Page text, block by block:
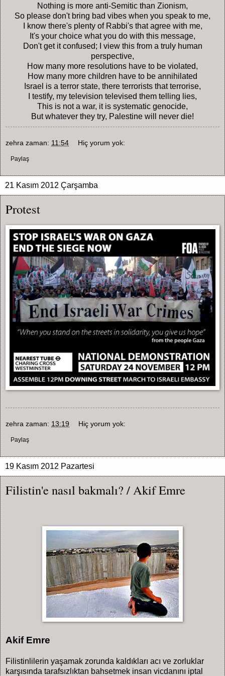
Nothing is more anti-Semitic than Zionism,
So please don't bring bad vibes when you speak to me,
I know there's plenty of Rabbi's that agree with me,
It's your choice what you do with this message,
Don't get it confused; I view this from a truly human
perspective,
How many more resolutions have to be violated,
How many more children have to be annihilated
Israel is a terror state, there terrorists that terrorise,
I testify, my television televised them telling lies,
This is not a war, it is systematic genocide,
But whatever they try, Palestine will never die!
zehra zaman: 11:54 Hiç yorum yok:
Paylaş
21 Kasım 2012 Çarşamba
Protest
zehra zaman: 13:19 Hiç yorum yok:
Paylaş
19 Kasım 2012 Pazartesi
Filistin'e nasıl bakmalı? / Akif Emre
Akif Emre
Filistinlilerin yaşamak zorunda kaldıkları acı ve zorluklar
karşısında tarafsızlıktan bahsetmek insan vicdanını iptal